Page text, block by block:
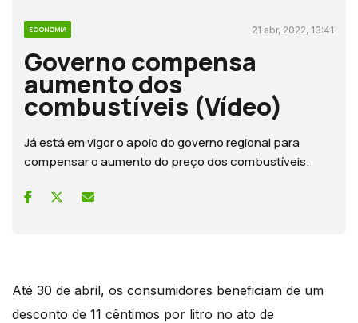
ECONOMIA 21 abr, 2022, 13:41
Governo compensa
aumento dos
combustíveis (Vídeo)
Já está em vigor o apoio do governo regional para
compensar o aumento do preço dos combustíveis.
Até 30 de abril, os consumidores beneficiam de um
desconto de 11 cêntimos por litro no ato de